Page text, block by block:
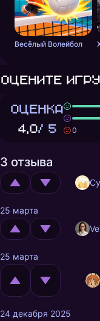
Весёлый Волейбол
Оцените игру
ОЦЕНКА
4,0/ 5
0
3 отзыва
25 марта
25 марта
24 декабря 2025